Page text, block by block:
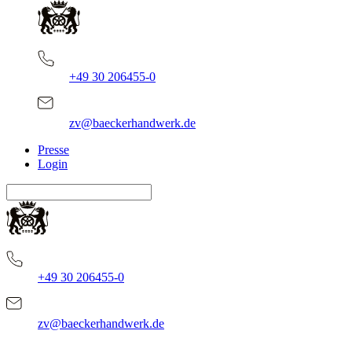
+49 30 206455-0
zv@baeckerhandwerk.de
Presse
Login
+49 30 206455-0
zv@baeckerhandwerk.de